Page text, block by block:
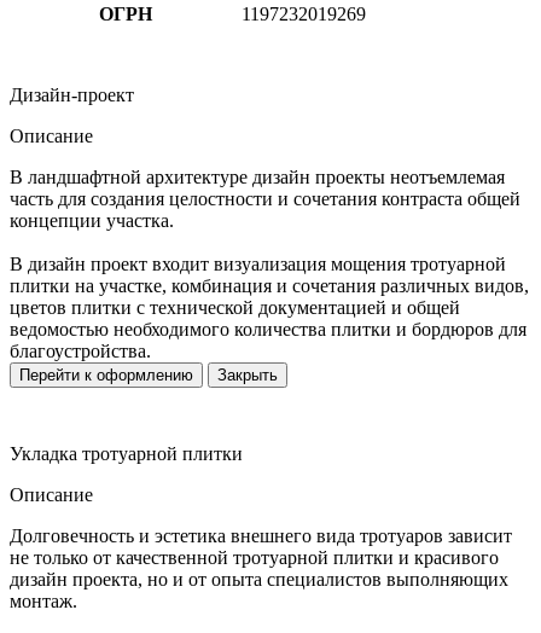
ОГРН
1197232019269
Дизайн-проект
Описание
В ландшафтной архитектуре дизайн проекты неотъемлемая
часть для создания целостности и сочетания контраста общей
концепции участка.
В дизайн проект входит визуализация мощения тротуарной
плитки на участке, комбинация и сочетания различных видов,
цветов плитки с технической документацией и общей
ведомостью необходимого количества плитки и бордюров для
благоустройства.
Перейти к оформлению Закрыть
Укладка тротуарной плитки
Описание
Долговечность и эстетика внешнего вида тротуаров зависит
не только от качественной тротуарной плитки и красивого
дизайн проекта, но и от опыта специалистов выполняющих
монтаж.